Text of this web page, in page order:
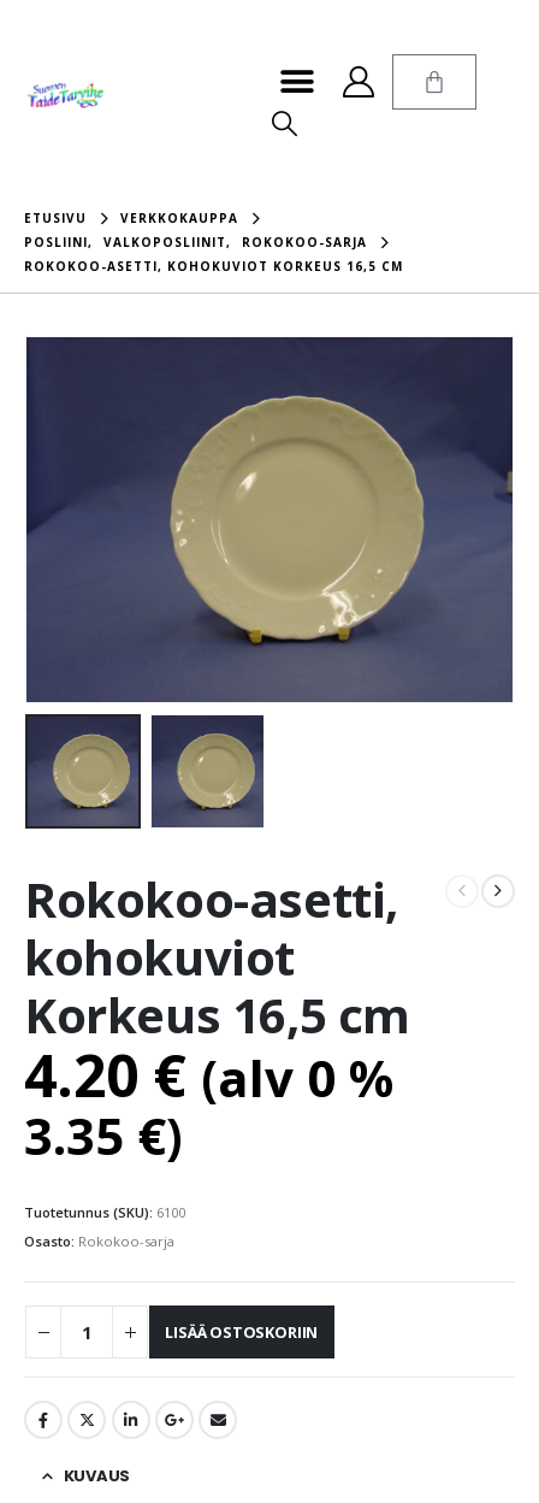
ETUSIVU
VERKKOKAUPPA
POSLIINI, VALKOPOSLIINIT,
ROKOKOO-SARJA
ROKOKOO-ASETTI, KOHOKUVIOT KORKEUS 16,5 CM
Rokokoo-asetti,
kohokuviot
Korkeus 16,5 cm
4.20 € (alv 0 %
3.35 €)
Tuotetunnus (SKU): 6100
Osasto: Rokokoo-sarja
LISÄÄ OSTOSKORIIN
KUVAUS